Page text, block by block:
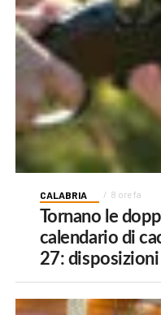
CALABRIA 8 ore fa
Tornano le
calendario di
27: disposizioni